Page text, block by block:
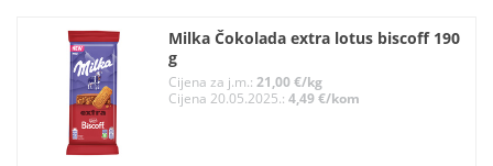
Milka Čokolada extra lotus biscoff 190
g
Cijena za j.m.: 21,00 €/kg
Cijena 20.05.2025.: 4,49 €/kom